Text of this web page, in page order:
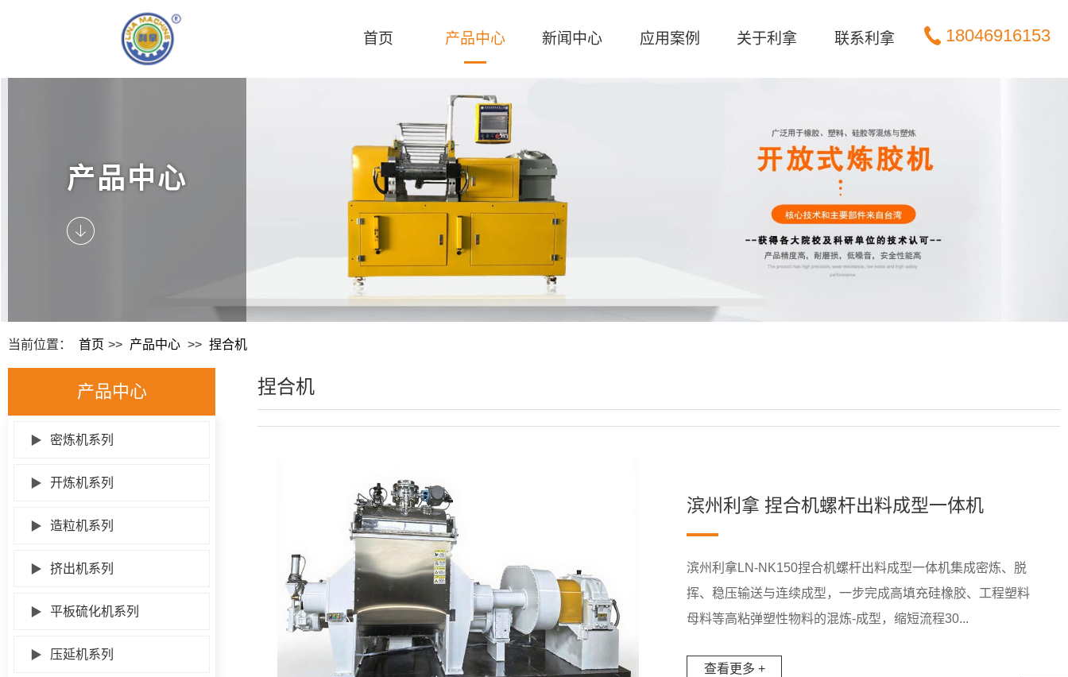
18046916153
首页 产品中心 新闻中心 应用案例 关于利拿 联系利拿
产品中心
当前位置： 首页 >> 产品中心 >> 捏合机
产品中心
▶ 密炼机系列
▶ 开炼机系列
▶ 造粒机系列
▶ 挤出机系列
▶ 平板硫化机系列
▶ 压延机系列
捏合机
滨州利拿 捏合机螺杆出料成型一体机
滨州利拿LN-NK150捏合机螺杆出料成型一体机集成密炼、脱
挥、稳压输送与连续成型，一步完成高填充硅橡胶、工程塑料
母料等高粘弹塑性物料的混炼-成型，缩短流程30...
查看更多 +